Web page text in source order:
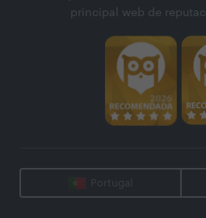
principal web de
Portugal